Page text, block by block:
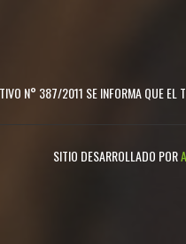
N° 387/2011 SE INFORMA QUE
SITIO DESARROLLADO POR